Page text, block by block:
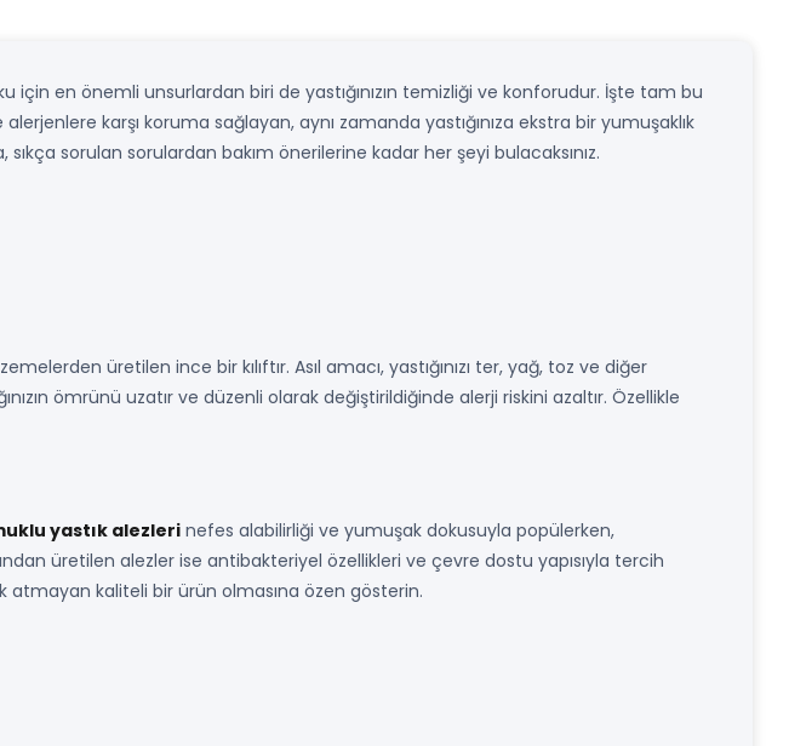
en önemli unsurlardan biri de yastığınızın temizliği ve konforudur. İşte tam bu
karşı koruma sağlayan, aynı zamanda yastığınıza ekstra bir yumuşaklık
sorulan sorulardan bakım önerilerine kadar her şeyi bulacaksınız.
üretilen ince bir kılıftır. Asıl amacı, yastığınızı ter, yağ, toz ve diğer
ömrünü uzatır ve düzenli olarak değiştirildiğinde alerji riskini azaltır. Özellikle
yastık alezleri nefes alabilirliği ve yumuşak dokusuyla popülerken,
üretilen alezler ise antibakteriyel özellikleri ve çevre dostu yapısıyla tercih
atmayan kaliteli bir ürün olmasına özen gösterin.